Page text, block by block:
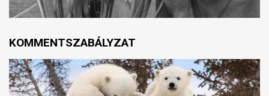
KOMMENTSZABÁLYZAT